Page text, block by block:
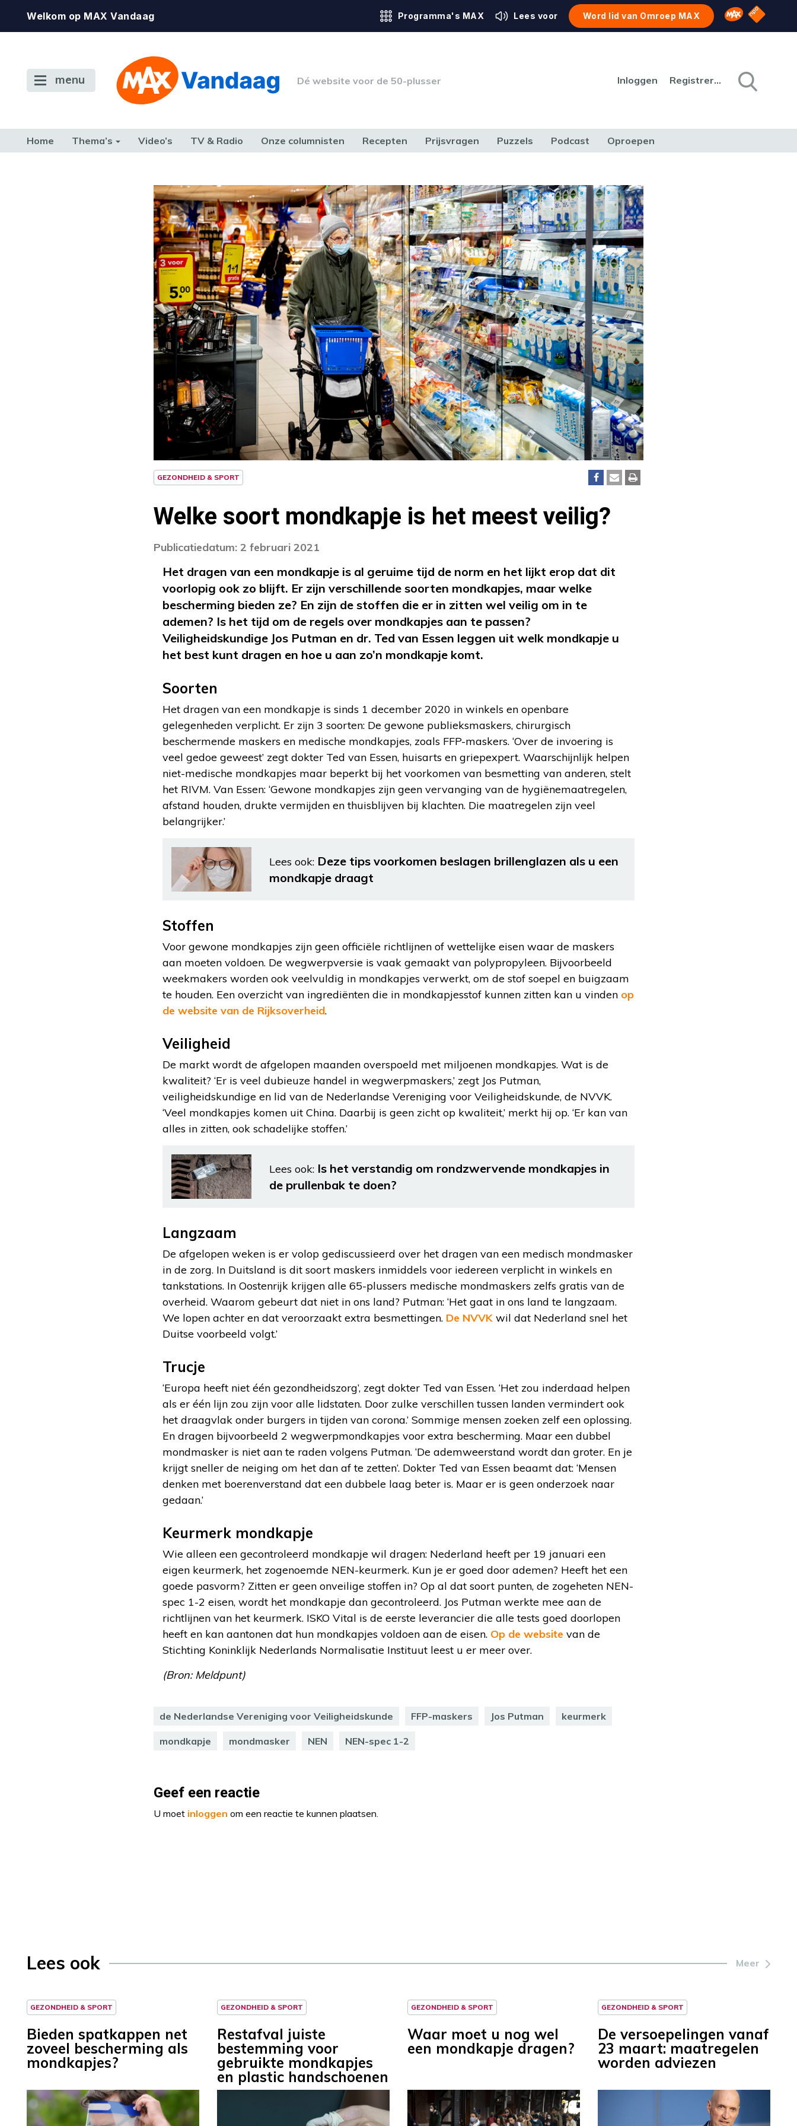
Welkom op MAX Vandaag Programma's MAX Lees voor Word lid van Omroep MAX Omroep MAX
NPO
menu Dé website voor de 50-plusser Inloggen Registreren
Home Thema’s Video’s TV & Radio Onze columnisten Recepten Prijsvragen Puzzels Podcast Oproepen
GEZONDHEID & SPORT
Welke soort mondkapje is het meest veilig?
Publicatiedatum: 2 februari 2021
Het dragen van een mondkapje is al geruime tijd de norm en het lijkt erop dat dit
voorlopig ook zo blijft. Er zijn verschillende soorten mondkapjes, maar welke
bescherming bieden ze? En zijn de stoffen die er in zitten wel veilig om in te
ademen? Is het tijd om de regels over mondkapjes aan te passen?
Veiligheidskundige Jos Putman en dr. Ted van Essen leggen uit welk mondkapje u
het best kunt dragen en hoe u aan zo’n mondkapje komt.
Soorten
Het dragen van een mondkapje is sinds 1 december 2020 in winkels en openbare
gelegenheden verplicht. Er zijn 3 soorten: De gewone publieksmaskers, chirurgisch
beschermende maskers en medische mondkapjes, zoals FFP-maskers. ‘Over de invoering is
veel gedoe geweest’ zegt dokter Ted van Essen, huisarts en griepexpert. Waarschijnlijk helpen
niet-medische mondkapjes maar beperkt bij het voorkomen van besmetting van anderen, stelt
het RIVM. Van Essen: ‘Gewone mondkapjes zijn geen vervanging van de hygiënemaatregelen,
afstand houden, drukte vermijden en thuisblijven bij klachten. Die maatregelen zijn veel
belangrijker.’
Lees ook: Deze tips voorkomen beslagen brillenglazen als u een
mondkapje draagt
Stoffen
Voor gewone mondkapjes zijn geen officiële richtlijnen of wettelijke eisen waar de maskers
aan moeten voldoen. De wegwerpversie is vaak gemaakt van polypropyleen. Bijvoorbeeld
weekmakers worden ook veelvuldig in mondkapjes verwerkt, om de stof soepel en buigzaam
te houden. Een overzicht van ingrediënten die in mondkapjesstof kunnen zitten kan u vinden op
de website van de Rijksoverheid.
Veiligheid
De markt wordt de afgelopen maanden overspoeld met miljoenen mondkapjes. Wat is de
kwaliteit? ‘Er is veel dubieuze handel in wegwerpmaskers,’ zegt Jos Putman,
veiligheidskundige en lid van de Nederlandse Vereniging voor Veiligheidskunde, de NVVK.
‘Veel mondkapjes komen uit China. Daarbij is geen zicht op kwaliteit,’ merkt hij op. ‘Er kan van
alles in zitten, ook schadelijke stoffen.’
Lees ook: Is het verstandig om rondzwervende mondkapjes in
de prullenbak te doen?
Langzaam
De afgelopen weken is er volop gediscussieerd over het dragen van een medisch mondmasker
in de zorg. In Duitsland is dit soort maskers inmiddels voor iedereen verplicht in winkels en
tankstations. In Oostenrijk krijgen alle 65-plussers medische mondmaskers zelfs gratis van de
overheid. Waarom gebeurt dat niet in ons land? Putman: ‘Het gaat in ons land te langzaam.
We lopen achter en dat veroorzaakt extra besmettingen. De NVVK wil dat Nederland snel het
Duitse voorbeeld volgt.’
Trucje
‘Europa heeft niet één gezondheidszorg’, zegt dokter Ted van Essen. ‘Het zou inderdaad helpen
als er één lijn zou zijn voor alle lidstaten. Door zulke verschillen tussen landen vermindert ook
het draagvlak onder burgers in tijden van corona.’ Sommige mensen zoeken zelf een oplossing.
En dragen bijvoorbeeld 2 wegwerpmondkapjes voor extra bescherming. Maar een dubbel
mondmasker is niet aan te raden volgens Putman. ‘De ademweerstand wordt dan groter. En je
krijgt sneller de neiging om het dan af te zetten’. Dokter Ted van Essen beaamt dat: ‘Mensen
denken met boerenverstand dat een dubbele laag beter is. Maar er is geen onderzoek naar
gedaan.’
Keurmerk mondkapje
Wie alleen een gecontroleerd mondkapje wil dragen: Nederland heeft per 19 januari een
eigen keurmerk, het zogenoemde NEN-keurmerk. Kun je er goed door ademen? Heeft het een
goede pasvorm? Zitten er geen onveilige stoffen in? Op al dat soort punten, de zogeheten NEN-
spec 1-2 eisen, wordt het mondkapje dan gecontroleerd. Jos Putman werkte mee aan de
richtlijnen van het keurmerk. ISKO Vital is de eerste leverancier die alle tests goed doorlopen
heeft en kan aantonen dat hun mondkapjes voldoen aan de eisen. Op de website van de
Stichting Koninklijk Nederlands Normalisatie Instituut leest u er meer over.
(Bron: Meldpunt)
de Nederlandse Vereniging voor Veiligheidskunde FFP-maskers Jos Putman keurmerk
mondkapje mondmasker NEN NEN-spec 1-2
Geef een reactie
U moet inloggen om een reactie te kunnen plaatsen.
Lees ook Meer
GEZONDHEID & SPORT
Bieden spatkappen net
zoveel bescherming als
mondkapjes?
GEZONDHEID & SPORT
Restafval juiste
bestemming voor
gebruikte mondkapjes
en plastic handschoenen
GEZONDHEID & SPORT
Waar moet u nog wel
een mondkapje dragen?
GEZONDHEID & SPORT
De versoepelingen vanaf
23 maart: maatregelen
worden adviezen